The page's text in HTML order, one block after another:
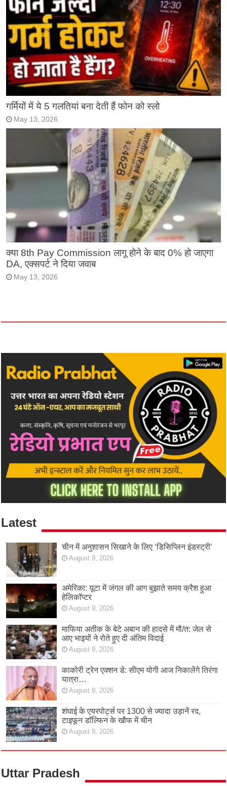
गर्मियों में ये 5 गलतियां बना देती हैं फोन को स्लो
May 13, 2026
क्या 8th Pay Commission लागू होने के बाद 0% हो जाएगा
DA, एक्सपर्ट ने दिया जवाब
May 13, 2026
Latest
चीन में अनुशासन सिखाने के लिए ‘डिसिप्लिन इंडस्ट्री’
August 9, 2026
अमेरिका: यूटा में जंगल की आग बुझाते समय क्रैश हुआ
हेलिकॉप्टर
August 9, 2026
माफिया अतीक के बेटे अबान की हादसे में मौ/त: जेल से
आए भाइयों ने रोते हुए दी अंतिम विदाई
August 9, 2026
काकोरी ट्रेन एक्शन डे: सीएम योगी आज निकालेंगे तिरंगा
यात्रा…
August 9, 2026
शंघाई के एयरपोर्ट्स पर 1300 से ज्यादा उड़ानें रद,
टाइफून डॉल्फिन के खौफ में चीन
August 9, 2026
Uttar Pradesh